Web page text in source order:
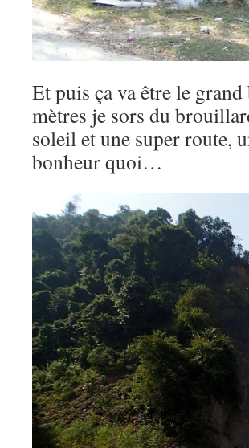
Et puis ça va être le
mètres je sors du
soleil et une super route,
bonheur quoi…